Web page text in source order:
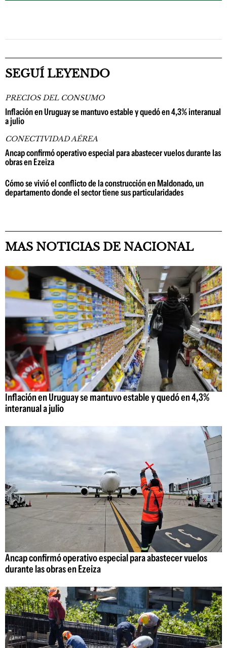
SEGUÍ LEYENDO
PRECIOS DEL CONSUMO
Inflación en Uruguay se mantuvo estable y quedó en 4,3% interanual
a julio
CONECTIVIDAD AÉREA
Ancap confirmó operativo especial para abastecer vuelos durante las
obras en Ezeiza
Cómo se vivió el conflicto de la construcción en Maldonado, un
departamento donde el sector tiene sus particularidades
MAS NOTICIAS DE NACIONAL
Inflación en Uruguay se mantuvo estable y quedó en 4,3%
interanual a julio
Ancap confirmó operativo especial para abastecer vuelos
durante las obras en Ezeiza